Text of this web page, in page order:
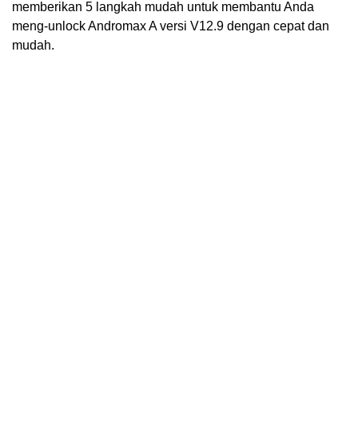
memberikan 5 langkah mudah untuk membantu Anda
meng-unlock Andromax A versi V12.9 dengan cepat dan
mudah.